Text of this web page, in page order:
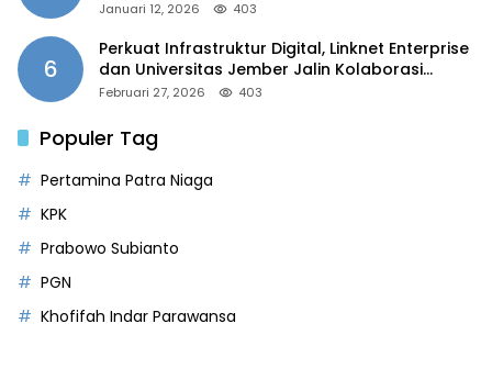
Januari 12, 2026 403
6
Perkuat Infrastruktur Digital, Linknet Enterprise
dan Universitas Jember Jalin Kolaborasi
Smart Campus Berbasis AI
Februari 27, 2026 403
Populer Tag
Pertamina Patra Niaga
KPK
Prabowo Subianto
PGN
Khofifah Indar Parawansa